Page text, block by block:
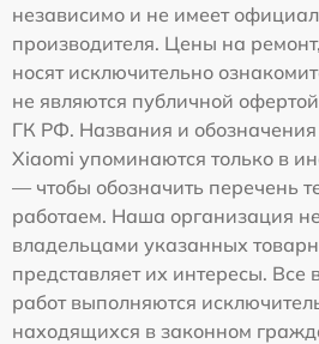
независимо и не имеет
производителя. Цены на
носят исключительно
не являются публичной
ГК РФ. Названия и обозначения
Xiaomi упоминаются только в
— чтобы обозначить перечень
работаем. Наша организация
владельцами указанных
представляет их интересы.
работ выполняются
находящихся в законном